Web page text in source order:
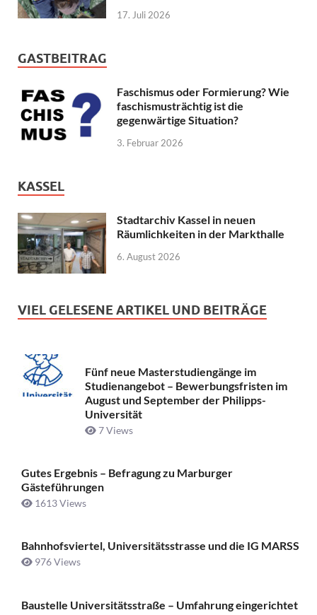
17. Juli 2026
GASTBEITRAG
Faschismus oder Formierung? Wie
faschismusträchtig ist die
gegenwärtige Situation?
3. Februar 2026
KASSEL
Stadtarchiv Kassel in neuen
Räumlichkeiten in der Markthalle
6. August 2026
VIEL GELESENE ARTIKEL UND BEITRÄGE
Fünf neue Masterstudiengänge im
Studienangebot – Bewerbungsfristen im
August und September der Philipps-
Universität
7 Views
Gutes Ergebnis – Befragung zu Marburger
Gästeführungen
1613 Views
Bahnhofsviertel, Universitätsstrasse und die IG MARSS
976 Views
Baustelle Universitätsstraße ­– Umfahrung eingerichtet